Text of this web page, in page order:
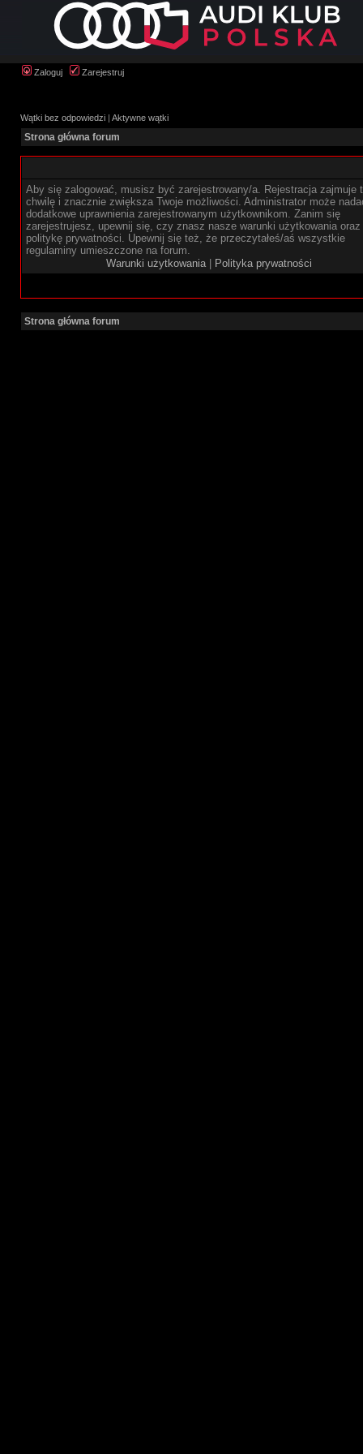
Zaloguj Zarejestruj
Wątki bez odpowiedzi | Aktywne wątki
Strona główna forum
Aby się zalogować, musisz być zarejestrowany/a. Rejestracja zajmuje
chwilę i znacznie zwiększa Twoje możliwości. Administrator może
dodatkowe uprawnienia zarejestrowanym użytkownikom. Zanim się
zarejestrujesz, upewnij się, czy znasz nasze warunki użytkowania oraz
politykę prywatności. Upewnij się też, że przeczytałeś/aś wszystkie
regulaminy umieszczone na forum.
Warunki użytkowania| Polityka prywatności
Strona główna forum